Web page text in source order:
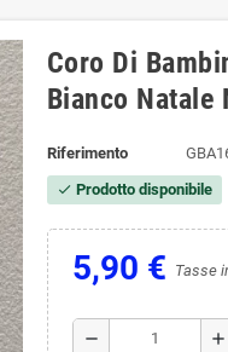
Coro Di
Bianco Natale
Riferimento
check Prodotto disponibile
5,90 € Tasse
remove add